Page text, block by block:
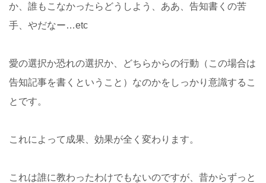
か、誰もこなかったらどうしよう、ああ、告知書くの苦
手、やだなー…etc
愛の選択か恐れの選択か、どちらからの行動（この場合は
告知記事を書くということ）なのかをしっかり意識するこ
とです。
これによって成果、効果が全く変わります。
これは誰に教わったわけでもないのですが、昔からずっと